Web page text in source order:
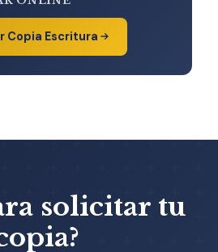
Copia Escritura
solicitar tu